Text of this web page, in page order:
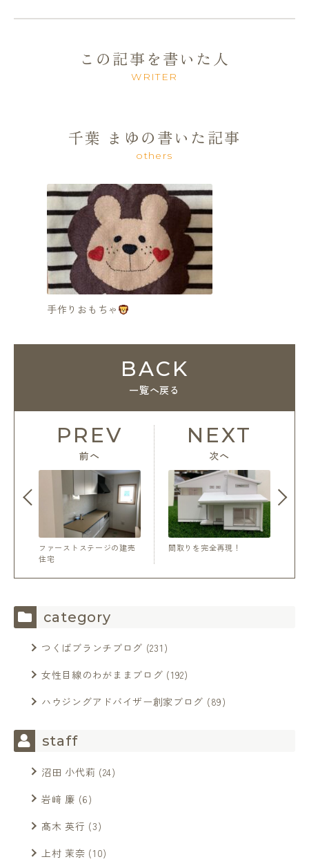
この記事を書いた人
WRITER
千葉 まゆの書いた記事
others
手作りおもちゃ
PREV
前へ
ファーストステージの建売
住宅
BACK
一覧へ戻る
間取りを完全再現！
NEXT
次へ
category
つくばブランチブログ (231)
女性目線のわがままブログ (192)
ハウジングアドバイザー創家ブログ (89)
staff
沼田 小代莉 (24)
岩﨑 廉 (6)
髙木 英行 (3)
上村 茉奈 (10)